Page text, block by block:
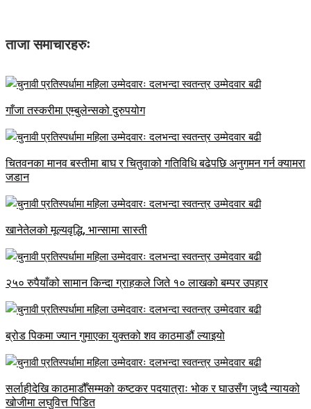
ताजा समाचारहरुः
गाँजा तस्करीमा एम्बुलेन्सको दुरुपयोग
चितवनका मानव बस्तीमा बाघ र चितुवाको गतिविधि बढेपछि अनुगमन गर्न क्यामरा
जडान
खानेतेलको मूल्यवृद्धि, भान्सामा सास्ती
२५० रुपैयाँको सामान किन्दा ग्राहकले जिते १० लाखको बम्पर उपहार
ब्रोड पिकमा ज्यान गुमाएका युक्तको शव काठमाडौं ल्याइयो
सर्लाहीदेखि काठमाडौँसम्मको कष्टकर पदयात्राः भोक र घाउसँग जुध्दै न्यायको
खोजीमा लघुवित्त पिडित